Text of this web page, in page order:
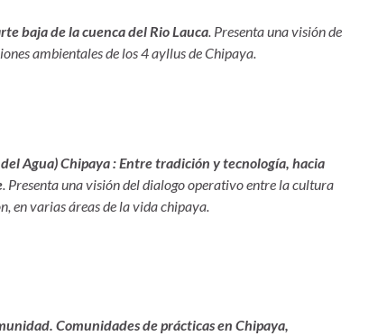
baja de la cuenca del Rio Lauca. Presenta una visión de
ambientales de los 4 ayllus de Chipaya.
Agua) Chipaya : Entre tradición y tecnología, hacia
. Presenta una visión del dialogo operativo entre la cultura
en varias áreas de la vida chipaya.
Comunidades de prácticas en Chipaya,